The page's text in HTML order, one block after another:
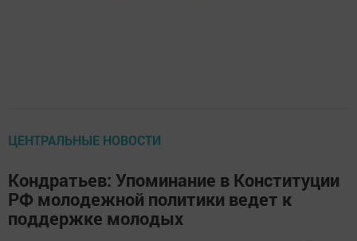
ЦЕНТРАЛЬНЫЕ НОВОСТИ
Кондратьев: Упоминание в Конституции
РФ молодежной политики ведет к
поддержке молодых